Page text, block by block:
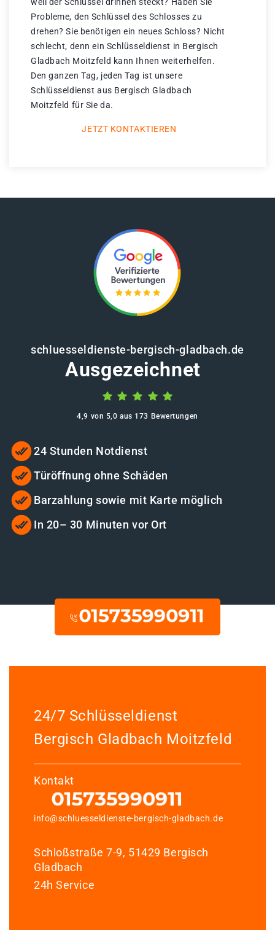
weil der Schlüssel drinnen steckt? Haben Sie
Probleme, den Schlüssel des Schlosses zu
drehen? Sie benötigen ein neues Schloss? Nicht
schlecht, denn ein Schlüsseldienst in Bergisch
Gladbach Moitzfeld kann Ihnen weiterhelfen.
Den ganzen Tag, jeden Tag ist unsere
Schlüsseldienst aus Bergisch Gladbach
Moitzfeld für Sie da.
JETZT KONTAKTIEREN
schluesseldienste-bergisch-gladbach.de
Ausgezeichnet
4,9 von 5,0 aus 173 Bewertungen
24 Stunden Notdienst
Türöffnung ohne Schäden
Barzahlung sowie mit Karte möglich
In 20– 30 Minuten vor Ort
24/7 Schlüsseldienst
Bergisch Gladbach Moitzfeld
Kontakt
info@schluesseldienste-bergisch-gladbach.de
Schloßstraße 7-9, 51429 Bergisch
Gladbach
24h Service